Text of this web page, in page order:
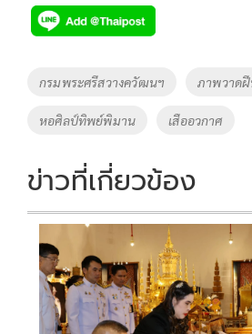
e
b
o
o
k
tt
er
p
y
Li
k
Tags
กรมพระศรีสวางควัฒนฯ ภาพวาด
หอศิลป์ทิพย์พิมาน เสืออวกาศ
ข่าวที่เกี่ยวข้อง